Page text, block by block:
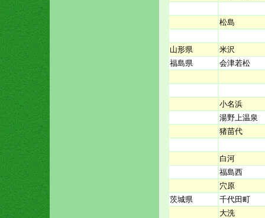
松島
山形県
米沢
福島県
会津若松
小名浜
湯野上温泉
猪苗代
白河
福島西
穴原
茨城県
千代田町
大洗